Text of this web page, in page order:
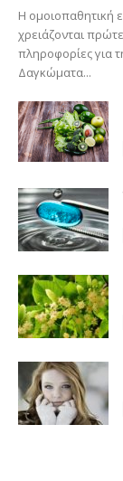
Η ομοιοπαθητική
χρειάζονται
πληροφορίες για
Δαγκώματα...